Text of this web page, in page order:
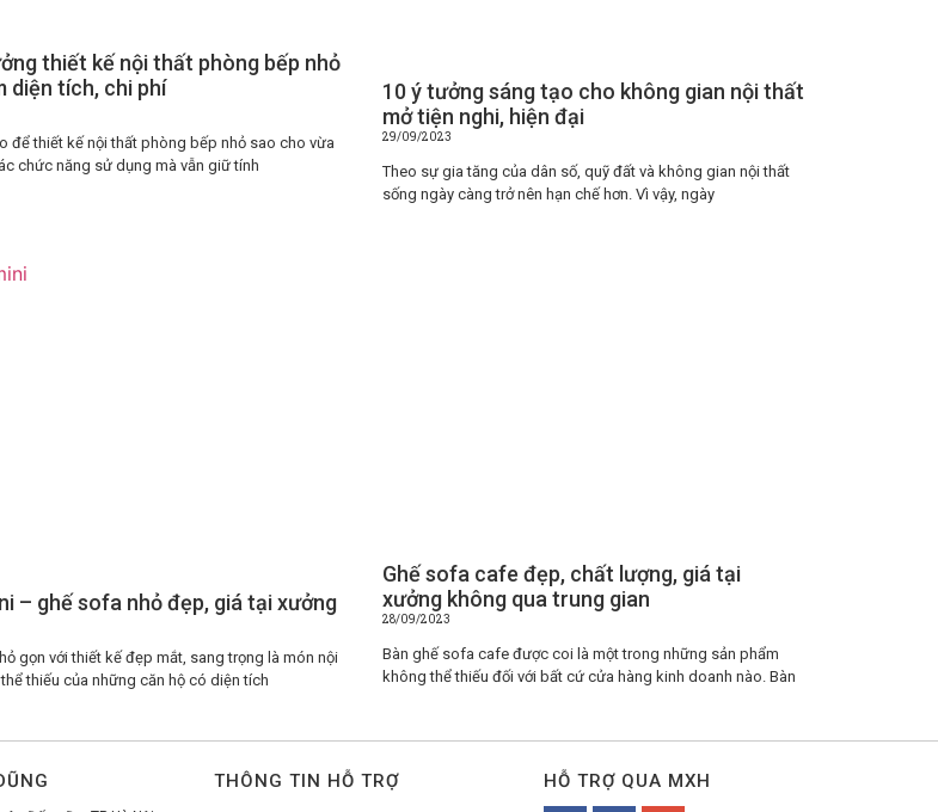
thiết kế nội thất phòng bếp nhỏ
diện tích, chi phí
để thiết kế nội thất phòng bếp nhỏ sao cho vừa
chức năng sử dụng mà vẫn giữ tính
10 ý tưởng sáng tạo cho không gian nội thất
mở tiện nghi, hiện đại
29/09/2023
Theo sự gia tăng của dân số, quỹ đất và không gian nội thất
sống ngày càng trở nên hạn chế hơn. Vì vậy, ngày
– ghế sofa nhỏ đẹp, giá tại xưởng
gọn với thiết kế đẹp mắt, sang trọng là món nội
thiếu của những căn hộ có diện tích
Ghế sofa cafe đẹp, chất lượng, giá tại
xưởng không qua trung gian
28/09/2023
Bàn ghế sofa cafe được coi là một trong những sản phẩm
không thể thiếu đối với bất cứ cửa hàng kinh doanh nào. Bàn
THÔNG TIN HỖ TRỢ HỖ TRỢ QUA MXH